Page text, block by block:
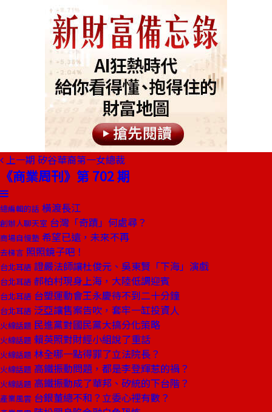
上一期 矽谷華裔第一女總裁
《商業周刊》第 702 期
總編輯的話 橫渡長江
創辦人聊天室 台灣「奇蹟」何處尋？
商場自慢塾 希望已遠，未來不再
去梯言 照照鏡子吧！
台北耳語 證嚴法師讓杜俊元、吳東賢「下海」演戲
台北耳語 郝柏村現身上海，大陸低調迎賓
台北耳語 台塑運動會王永慶待不到二十分鐘
台北耳語 泛亞讓售案告吹，套牢一缸投資人
火線話題 民進黨對國民黨大搞分化策略
火線話題 賴英照對財經小組說了重話
火線話題 林全哪一點得罪了立法院長？
火線話題 高鐵振動問題，都是李登輝惹的禍？
火線話題 高鐵振動成了華邦、矽統的下台階？
產業風雲 台銀董總不和？立委心裡有數？